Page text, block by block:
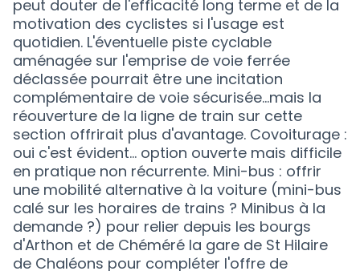
peut douter de l'efficacité long terme et de la
motivation des cyclistes si l'usage est
quotidien. L'éventuelle piste cyclable
aménagée sur l'emprise de voie ferrée
déclassée pourrait être une incitation
complémentaire de voie sécurisée...mais la
réouverture de la ligne de train sur cette
section offrirait plus d'avantage. Covoiturage :
oui c'est évident... option ouverte mais difficile
en pratique non récurrente. Mini-bus : offrir
une mobilité alternative à la voiture (mini-bus
calé sur les horaires de trains ? Minibus à la
demande ?) pour relier depuis les bourgs
d'Arthon et de Chéméré la gare de St Hilaire
de Chaléons pour compléter l'offre de